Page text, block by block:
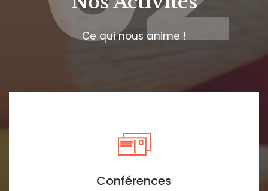
Ce qui nous anime !
Conférences